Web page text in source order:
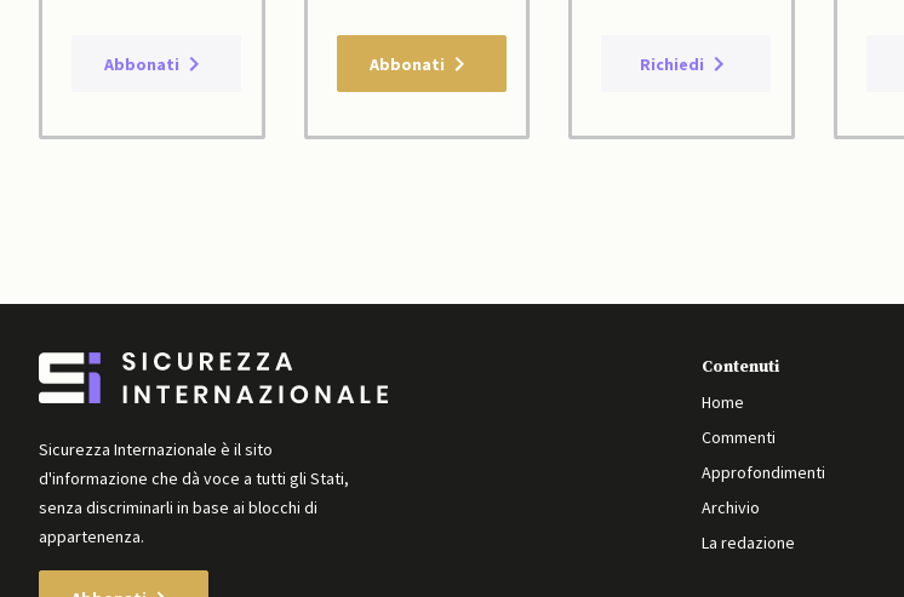
Abbonati Abbonati Richiedi
Sicurezza Internazionale è il sito
d'informazione che dà voce a tutti gli Stati,
senza discriminarli in base ai blocchi di
appartenenza.
Contenuti
Home
Commenti
Approfondimenti
Archivio
La redazione